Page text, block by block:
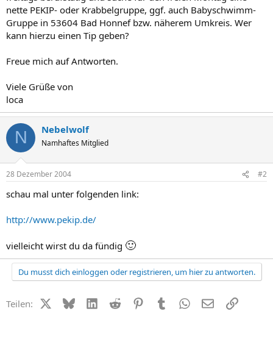
nette PEKIP- oder Krabbelgruppe, ggf. auch Babyschwimm-
Gruppe in 53604 Bad Honnef bzw. näherem Umkreis. Wer
kann hierzu einen Tip geben?
Freue mich auf Antworten.
Viele Grüße von
loca
N Nebelwolf
Namhaftes Mitglied
28 Dezember 2004 #2
schau mal unter folgenden link:
http://www.pekip.de/
vielleicht wirst du da fündig 🙂
Du musst dich einloggen oder registrieren, um hier zu antworten.
Teilen: X (Twitter)
BlueskyLinkedIn
Reddit PinterestTumblr WhatsApp
E-MailLink